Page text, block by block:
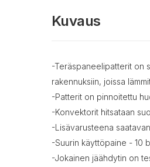
Kuvaus
-Teräspaneelipatterit on
rakennuksiin, joissa
-Patterit on pinnoitettu
-Konvektorit hitsataan
-Lisävarusteena
-Suurin käyttöpaine - 10
-Jokainen jäähdytin on